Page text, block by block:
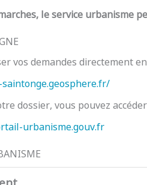
le service urbanisme
vos demandes directement
dossier, vous pouvez
urbanisme.gouv.fr